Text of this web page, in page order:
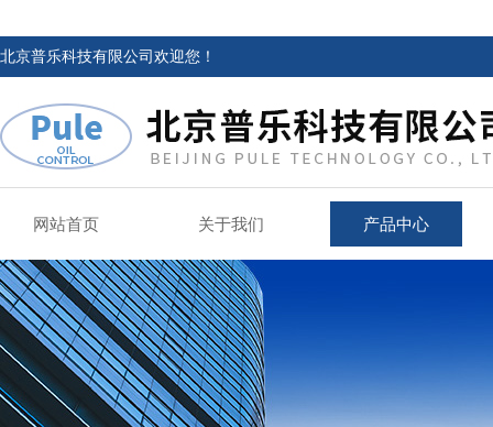
北京普乐科技有限公司欢迎您！
网站首页 关于我们 产品中心